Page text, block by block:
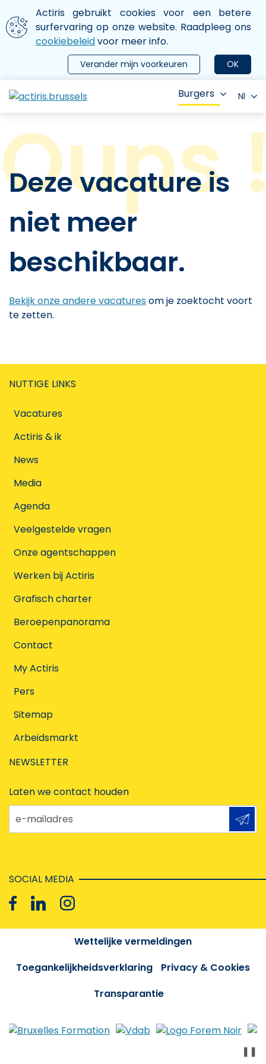
Aller au contenu principal
We gebruiken cookies
Actiris gebruikt cookies voor een betere
surfervaring op onze website. Raadpleeg ons
cookiebeleidvoor meer info.
OK
Verander mijn voorkeuren
le menu
Burgers Nl
Deze vacature is
niet meer
beschikbaar.
Bekijk onze andere vacaturesom je zoektocht voort
te zetten.
NUTTIGE LINKS
Vacatures
Actiris & ik
News
Media
Agenda
Veelgestelde vragen
Onze agentschappen
Werken bij Actiris
Grafisch charter
Beroepenpanorama
Contact
My Actiris
Pers
Sitemap
Arbeidsmarkt
NEWSLETTER
Laten we contact houden
e-mailadres
SOCIAL MEDIA
Wettelijke vermeldingen
Toegankelijkheidsverklaring
Privacy & Cookies
Transparantie
❚❚